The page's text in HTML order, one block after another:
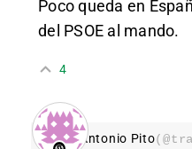
Poco queda en
del PSOE al mando.
4
Antonio Pito